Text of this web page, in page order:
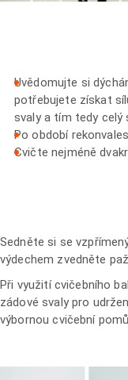
Uvědomujte si
potřebujete získat
svaly a tím tedy celý
Po období
Cvičte nejméně
Sedněte si se
výdechem zvedněte
Při využití cvičebního
zádové svaly pro
výbornou cvičební